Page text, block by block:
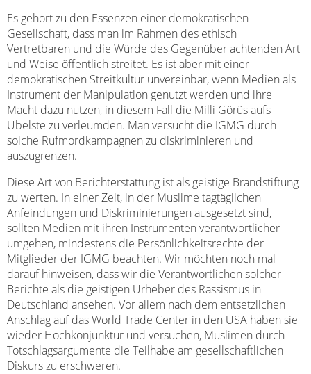
Es gehört zu den Essenzen einer demokratischen
Gesellschaft, dass man im Rahmen des ethisch
Vertretbaren und die Würde des Gegenüber achtenden Art
und Weise öffentlich streitet. Es ist aber mit einer
demokratischen Streitkultur unvereinbar, wenn Medien als
Instrument der Manipulation genutzt werden und ihre
Macht dazu nutzen, in diesem Fall die Milli Görüs aufs
Übelste zu verleumden. Man versucht die IGMG durch
solche Rufmordkampagnen zu diskriminieren und
auszugrenzen.
Diese Art von Berichterstattung ist als geistige Brandstiftung
zu werten. In einer Zeit, in der Muslime tagtäglichen
Anfeindungen und Diskriminierungen ausgesetzt sind,
sollten Medien mit ihren Instrumenten verantwortlicher
umgehen, mindestens die Persönlichkeitsrechte der
Mitglieder der IGMG beachten. Wir möchten noch mal
darauf hinweisen, dass wir die Verantwortlichen solcher
Berichte als die geistigen Urheber des Rassismus in
Deutschland ansehen. Vor allem nach dem entsetzlichen
Anschlag auf das World Trade Center in den USA haben sie
wieder Hochkonjunktur und versuchen, Muslimen durch
Totschlagsargumente die Teilhabe am gesellschaftlichen
Diskurs zu erschweren.